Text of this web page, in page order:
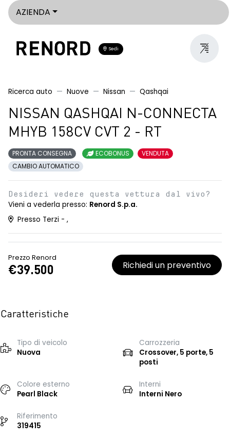
AZIENDA
Sedi
Ricerca auto Nuove Nissan Qashqai
NISSAN QASHQAI N-CONNECTA
MHYB 158CV CVT 2 - RT
PRONTA CONSEGNA ECOBONUS
VENDUTA
CAMBIO AUTOMATICO
Desideri vedere questa vettura dal vivo?
Vieni a vederla presso: Renord S.p.a.
Presso Terzi - ,
Prezzo Renord
€39.500 Richiedi un preventivo
Caratteristiche
Tipo di veicolo
Nuova
Carrozzeria
Crossover, 5 porte, 5
posti
Colore esterno
Pearl Black
Interni
Interni Nero
Riferimento
319415